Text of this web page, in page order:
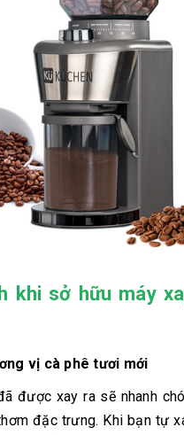
khi sở hữu máy
vị cà phê tươi mới
được xay ra sẽ nhanh
đặc trưng. Khi bạn tự